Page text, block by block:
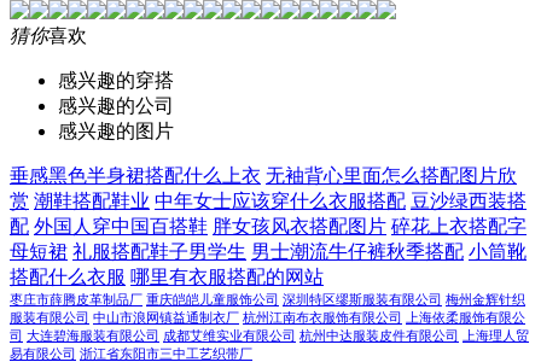
猜你喜欢
感兴趣的穿搭
感兴趣的公司
感兴趣的图片
垂感黑色半身裙搭配什么上衣 无袖背心里面怎么搭配图片欣
赏 潮鞋搭配鞋业 中年女士应该穿什么衣服搭配 豆沙绿西装搭
配 外国人穿中国百搭鞋 胖女孩风衣搭配图片 碎花上衣搭配字
母短裙 礼服搭配鞋子男学生 男士潮流牛仔裤秋季搭配 小筒靴
搭配什么衣服 哪里有衣服搭配的网站
枣庄市薛腾皮革制品厂 重庆皑皑儿童服饰公司 深圳特区缪斯服装有限公司 梅州金辉针织
服装有限公司 中山市浪网镇益通制衣厂 杭州江南布衣服饰有限公司
上海依柔服饰有限公
司 大连碧海服装有限公司 成都艾维实业有限公司 杭州中达服装皮件有限公司
上海理人贸
易有限公司 浙江省东阳市三中工艺织带厂